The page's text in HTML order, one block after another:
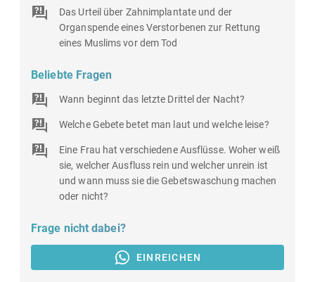
Das Urteil über Zahnimplantate und der
Organspende eines Verstorbenen zur Rettung
eines Muslims vor dem Tod
Beliebte Fragen
Wann beginnt das letzte Drittel der Nacht?
Welche Gebete betet man laut und welche leise?
Eine Frau hat verschiedene Ausflüsse. Woher weiß
sie, welcher Ausfluss rein und welcher unrein ist
und wann muss sie die Gebetswaschung machen
oder nicht?
Frage nicht dabei?
EINREICHEN